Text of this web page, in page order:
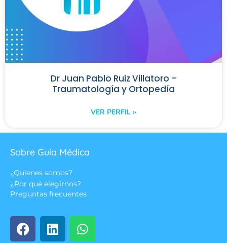
Dr Juan Pablo Ruiz Villatoro –
Traumatología y Ortopedía
VER PERFIL »
Sobre Guía Médica
¿Quienes somos?
¿Por qué elegirnos?
Preguntas frecuentes